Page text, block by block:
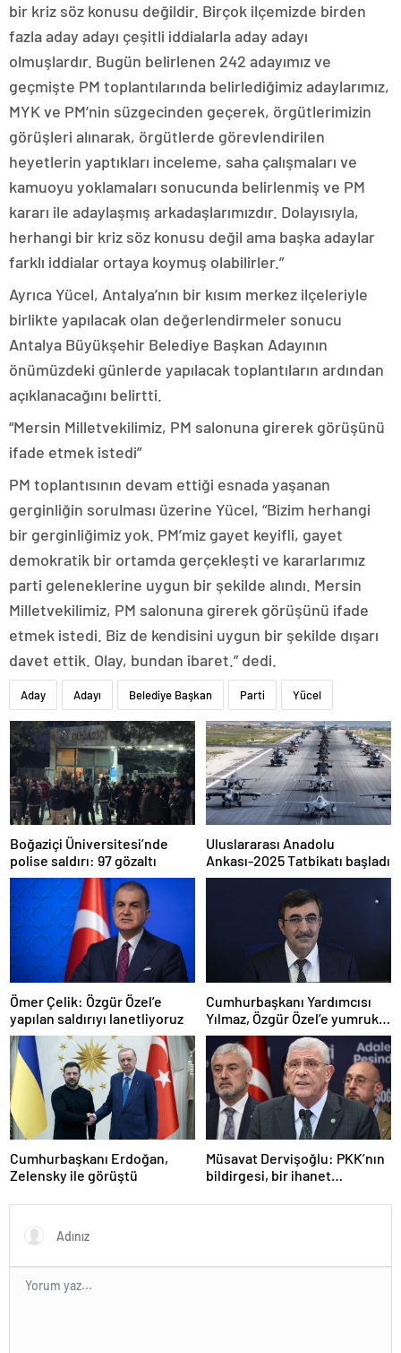
bir kriz söz konusu değildir. Birçok ilçemizde birden
fazla aday adayı çeşitli iddialarla aday adayı
olmuşlardır. Bugün belirlenen 242 adayımız ve
geçmişte PM toplantılarında belirlediğimiz adaylarımız,
MYK ve PM’nin süzgecinden geçerek, örgütlerimizin
görüşleri alınarak, örgütlerde görevlendirilen
heyetlerin yaptıkları inceleme, saha çalışmaları ve
kamuoyu yoklamaları sonucunda belirlenmiş ve PM
kararı ile adaylaşmış arkadaşlarımızdır. Dolayısıyla,
herhangi bir kriz söz konusu değil ama başka adaylar
farklı iddialar ortaya koymuş olabilirler.”
Ayrıca Yücel, Antalya’nın bir kısım merkez ilçeleriyle
birlikte yapılacak olan değerlendirmeler sonucu
Antalya Büyükşehir Belediye Başkan Adayının
önümüzdeki günlerde yapılacak toplantıların ardından
açıklanacağını belirtti.
“Mersin Milletvekilimiz, PM salonuna girerek görüşünü
ifade etmek istedi”
PM toplantısının devam ettiği esnada yaşanan
gerginliğin sorulması üzerine Yücel, “Bizim herhangi
bir gerginliğimiz yok. PM’miz gayet keyifli, gayet
demokratik bir ortamda gerçekleşti ve kararlarımız
parti geleneklerine uygun bir şekilde alındı. Mersin
Milletvekilimiz, PM salonuna girerek görüşünü ifade
etmek istedi. Biz de kendisini uygun bir şekilde dışarı
davet ettik. Olay, bundan ibaret.” dedi.
Aday Adayı Belediye Başkan Parti Yücel
Boğaziçi Üniversitesi’nde
polise saldırı: 97 gözaltı
Uluslararası Anadolu
Ankası-2025 Tatbikatı başladı
Ömer Çelik: Özgür Özel’e
yapılan saldırıyı lanetliyoruz
Cumhurbaşkanı Yardımcısı
Yılmaz, Özgür Özel’e yumruklu
saldırıyı kınadı
Cumhurbaşkanı Erdoğan,
Zelensky ile görüştü
Müsavat Dervişoğlu: PKK’nın
bildirgesi, bir ihanet